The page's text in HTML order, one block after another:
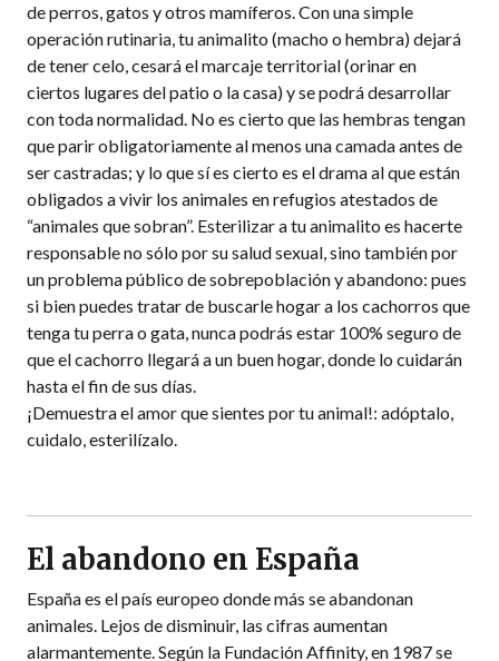
de perros, gatos y otros mamíferos. Con una simple
operación rutinaria, tu animalito (macho o hembra) dejará
de tener celo, cesará el marcaje territorial (orinar en
ciertos lugares del patio o la casa) y se podrá desarrollar
con toda normalidad. No es cierto que las hembras tengan
que parir obligatoriamente al menos una camada antes de
ser castradas; y lo que sí es cierto es el drama al que están
obligados a vivir los animales en refugios atestados de
“animales que sobran”. Esterilizar a tu animalito es hacerte
responsable no sólo por su salud sexual, sino también por
un problema público de sobrepoblación y abandono: pues
si bien puedes tratar de buscarle hogar a los cachorros que
tenga tu perra o gata, nunca podrás estar 100% seguro de
que el cachorro llegará a un buen hogar, donde lo cuidarán
hasta el fin de sus días.
¡Demuestra el amor que sientes por tu animal!: adóptalo,
cuidalo, esterilízalo.
El abandono en España
España es el país europeo donde más se abandonan
animales. Lejos de disminuir, las cifras aumentan
alarmantemente. Según la Fundación Affinity, en 1987 se